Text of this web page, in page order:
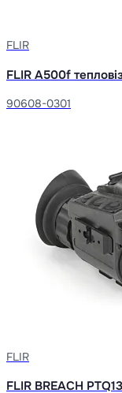
FLIR
FLIR A500f
90608-0301
FLIR
FLIR BREACH